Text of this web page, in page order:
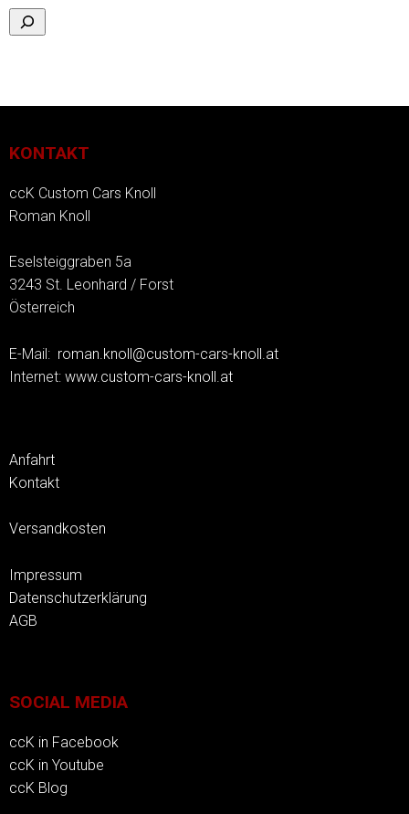
KONTAKT
ccK Custom Cars Knoll
Roman Knoll
Eselsteiggraben 5a
3243 St. Leonhard / Forst
Österreich
E-Mail: roman.knoll@custom-cars-knoll.at
Internet: www.custom-cars-knoll.at
Anfahrt
Kontakt
Versandkosten
Impressum
Datenschutzerklärung
AGB
SOCIAL MEDIA
ccK in Facebook
ccK in Youtube
ccK Blog